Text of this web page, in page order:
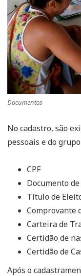
Documentos
No cadastro, são
pessoais e do
CPF
Documento
Título de
Comprovante
Carteira de
Certidão de
Certidão de
Após o